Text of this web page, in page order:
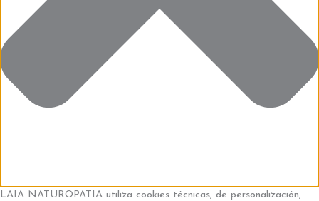
LAIA NATUROPATIA utiliza cookies técnicas, de personalización,